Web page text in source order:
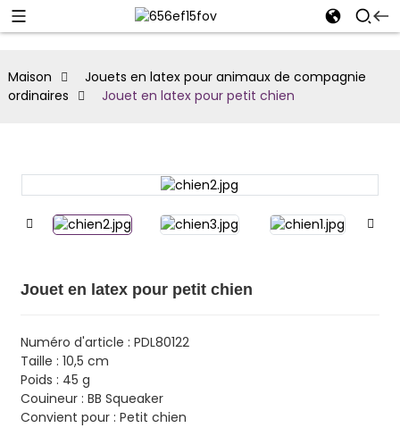
Maison
Jouets en latex pour animaux de compagnie
ordinaires
Jouet en latex pour petit chien
Jouet en latex pour petit chien
Numéro d'article : PDL80122
Taille : 10,5 cm
Poids : 45 g
Couineur : BB Squeaker
Convient pour : Petit chien